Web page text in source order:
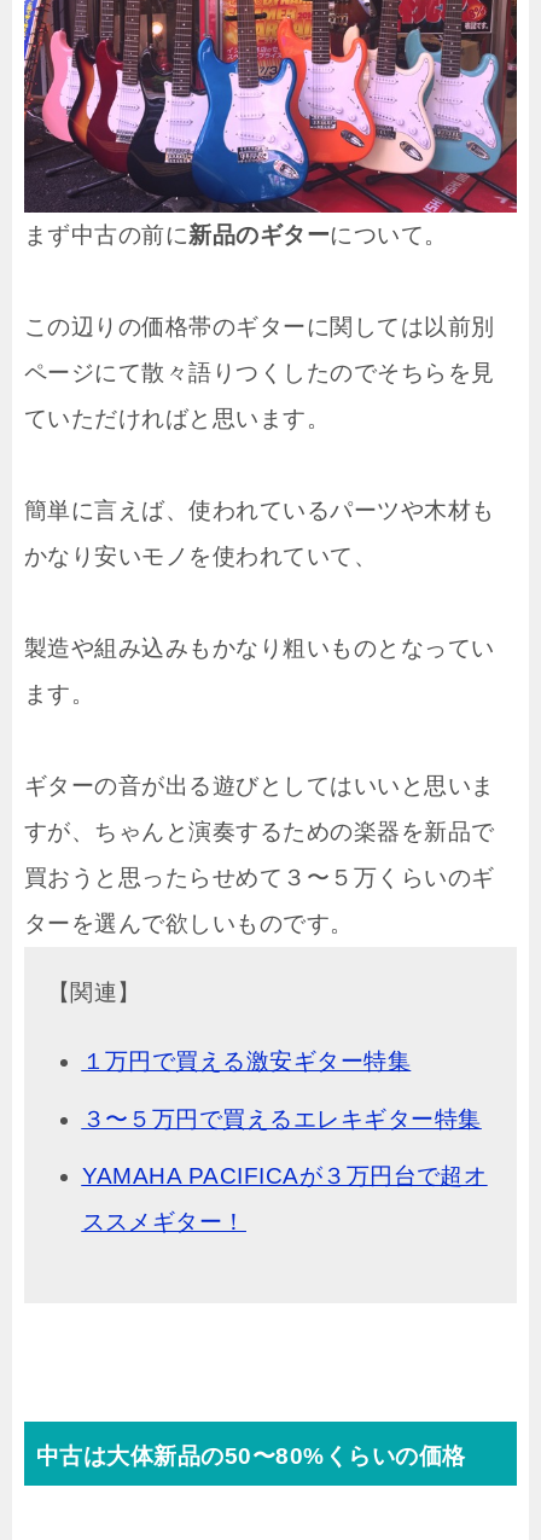
まず中古の前に新品のギターについて。
この辺りの価格帯のギターに関しては以前別
ページにて散々語りつくしたのでそちらを見
ていただければと思います。
簡単に言えば、使われているパーツや木材も
かなり安いモノを使われていて、
製造や組み込みもかなり粗いものとなってい
ます。
ギターの音が出る遊びとしてはいいと思いま
すが、ちゃんと演奏するための楽器を新品で
買おうと思ったらせめて３〜５万くらいのギ
ターを選んで欲しいものです。
【関連】
１万円で買える激安ギター特集
３〜５万円で買えるエレキギター特集
YAMAHA PACIFICAが３万円台で超オ
ススメギター！
中古は大体新品の50〜80%くらいの価格